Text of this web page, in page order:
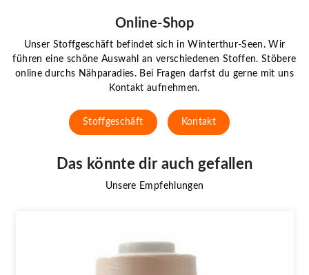
Online-Shop
Unser Stoffgeschäft befindet sich in Winterthur-Seen. Wir
führen eine schöne Auswahl an verschiedenen Stoffen. Stöbere
online durchs Nähparadies. Bei Fragen darfst du gerne mit uns
Kontakt aufnehmen.
Stoffgeschäft Kontakt
Das könnte dir auch gefallen
Unsere Empfehlungen